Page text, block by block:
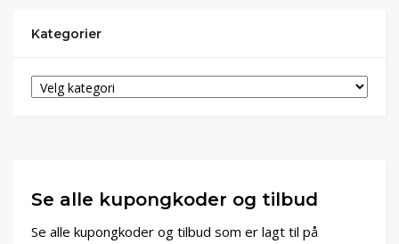
Kategorier
Se alle kupongkoder og tilbud
Se alle kupongkoder og tilbud som er lagt til på